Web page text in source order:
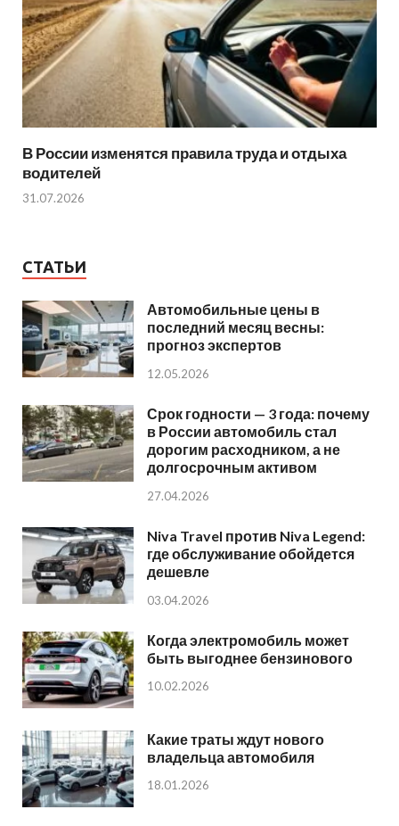
В России изменятся правила труда и отдыха
водителей
31.07.2026
СТАТЬИ
Автомобильные цены в
последний месяц весны:
прогноз экспертов
12.05.2026
Срок годности — 3 года: почему
в России автомобиль стал
дорогим расходником, а не
долгосрочным активом
27.04.2026
Niva Travel против Niva Legend:
где обслуживание обойдется
дешевле
03.04.2026
Когда электромобиль может
быть выгоднее бензинового
10.02.2026
Какие траты ждут нового
владельца автомобиля
18.01.2026